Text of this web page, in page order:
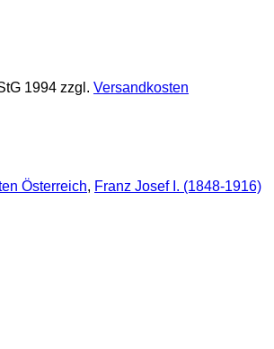
1994 zzgl. Versandkosten
Österreich, Franz Josef I. (1848-1916)